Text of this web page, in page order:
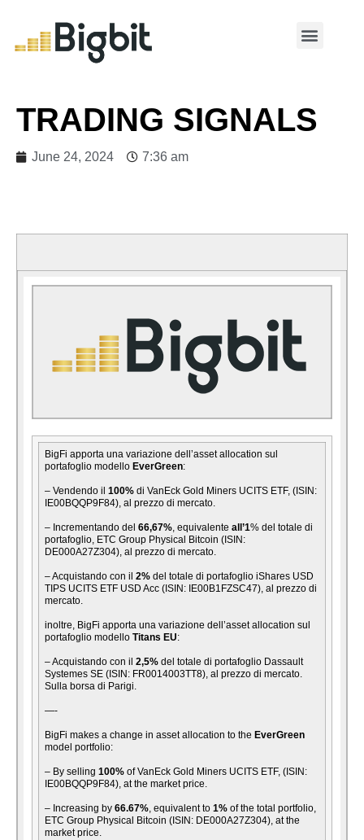
TRADING SIGNALS
June 24, 2024 7:36 am
BigFi apporta una variazione dell’asset allocation sul
portafoglio modello EverGreen:
– Vendendo il 100% di VanEck Gold Miners UCITS ETF, (ISIN:
IE00BQQP9F84), al prezzo di mercato.
– Incrementando del 66,67%, equivalente all’1% del totale di
portafoglio, ETC Group Physical Bitcoin (ISIN:
DE000A27Z304), al prezzo di mercato.
– Acquistando con il 2% del totale di portafoglio iShares USD
TIPS UCITS ETF USD Acc (ISIN: IE00B1FZSC47), al prezzo di
mercato.
inoltre, BigFi apporta una variazione dell’asset allocation sul
portafoglio modello Titans EU:
– Acquistando con il 2,5% del totale di portafoglio Dassault
Systemes SE (ISIN: FR0014003TT8), al prezzo di mercato.
Sulla borsa di Parigi.
—-
BigFi makes a change in asset allocation to the EverGreen
model portfolio:
– By selling 100% of VanEck Gold Miners UCITS ETF, (ISIN:
IE00BQQP9F84), at the market price.
– Increasing by 66.67%, equivalent to 1% of the total portfolio,
ETC Group Physical Bitcoin (ISIN: DE000A27Z304), at the
market price.